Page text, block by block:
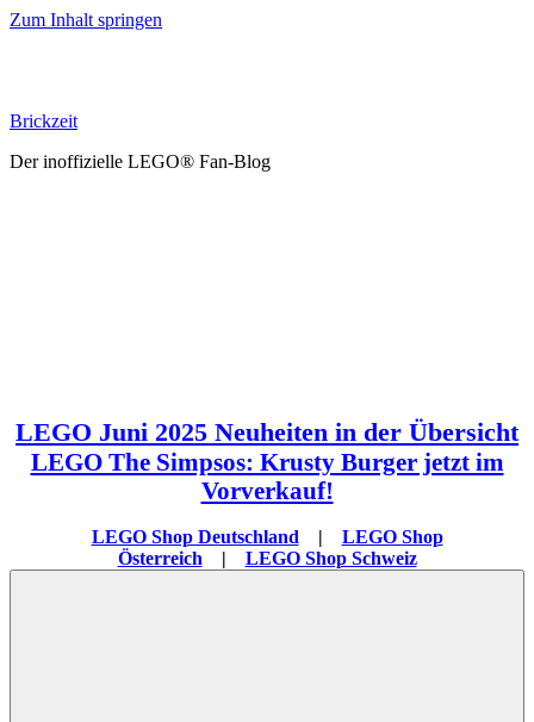
Zum Inhalt springen
Brickzeit
Der inoffizielle LEGO® Fan-Blog
LEGO Juni 2025 Neuheiten in der Übersicht
LEGO The Simpsos: Krusty Burger jetzt im
Vorverkauf!
LEGO Shop Deutschland | LEGO Shop
Österreich | LEGO Shop Schweiz